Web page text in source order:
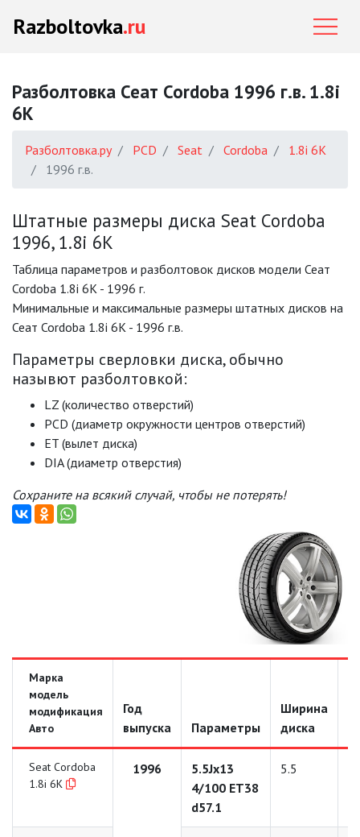
Razboltovka.ru
Разболтовка Сеат Cordoba 1996 г.в. 1.8i
6K
Разболтовка.ру PCD Seat Cordoba
1.8i 6K
1996 г.в.
Штатные размеры диска Seat Cordoba
1996, 1.8i 6K
Таблица параметров и разболтовок дисков модели Сеат
Cordoba 1.8i 6K - 1996 г.
Минимальные и максимальные размеры штатных дисков на
Сеат Cordoba 1.8i 6K - 1996 г.в.
Параметры сверловки диска, обычно
назывют разболтовкой:
LZ (количество отверстий)
PCD (диаметр окружности центров отверстий)
ET (вылет диска)
DIA (диаметр отверстия)
Сохраните на всякий случай, чтобы не потерять!
Марка
модель
модификация
Авто
Год
выпуска
Параметры
Ширина
диска
Seat Cordoba
1.8i 6K
1996
5.5Jx13
4/100 ET38
d57.1
5.5